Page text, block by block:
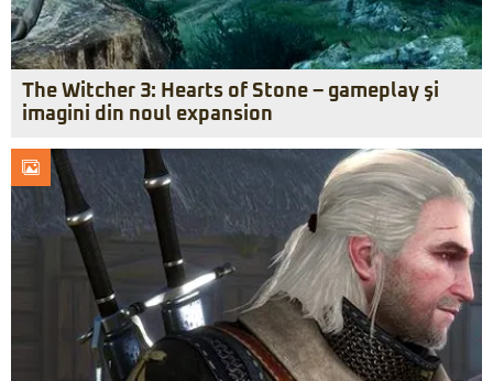
The Witcher 3: Hearts of Stone – gameplay şi
imagini din noul expansion